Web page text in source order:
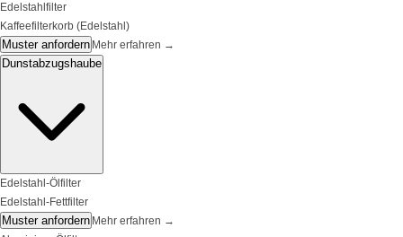
Edelstahlfilter
Kaffeefilterkorb (Edelstahl)
Muster anfordern Mehr erfahren →
Dunstabzugshaube
Edelstahl-Ölfilter
Edelstahl-Fettfilter
Muster anfordern Mehr erfahren →